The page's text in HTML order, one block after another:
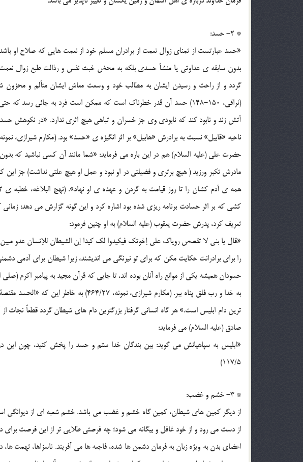
* 2- حسد:
«حسد عبارتست از تمنای زوال نعمت از برادران مسلم خود از نعمت هایی که صلاح او
بدون سابقه ی عداوتی یا منشأ حسدی بلکه به محض خبث نفس و رذالت طبع زوال نعمت
گردد و از راحت و رسیدن ایشان به مطالب خود و وسعت معاش ایشان متألم و
(نراقی، 150-148) حسد آن قدر خطرناک است که ممکن است فرد به جائی
آتش زند و نابود کند که نابودی وی جز خسران و تباهی هیچ اثری ندارد. «در نکوهش
ناحیه «قابیل» نسبت به برادرش «هابیل» بر اثر انگیزه ی «حسد» بود. (مکارم شیرازی، نمونه، 464/
حضرت علی (علیه السلام) هم در این باره می فرماید: «شما مانند آن کسی نباشید که
مادرش تکبر ورزید ( هیچ برتری و فضیلتی در او نبود و عمل او هیچ علتی نداشت) جز این
کشی که بر اثر حسادت برنامه ریزی شده بود اشاره کرد و این گونه گزارش می دهد:
تعریف کرد، پدرش حضرت یعقوب (علیه السلام) به او چنین فرمود:
را برای برادرانت حکایت مکن که برای تو نیرنگی می اندیشند، زیرا شیطان برای آدمی
حسودان همیشه یکی از موانع راه آنان بوده اند، تا جایی که قرآن مجید به پیامبر اکرم
ترین دام ابلیس است.» هر گاه انسانی گرفتار بزرگترین دام های شیطان گردد قطعاً نجات
صادق (علیه السلام) می فرماید:
«ابلیس به سپاهیانش می گوید: بین بندگان خدا ستم و حسد را پخش کنید، چون
117/5)
* 3- خشم و غضب:
از دیگر کمین های شیطان، کمین گاه خشم و غضب می باشد. خشم شعبه ای از دیوانگی
از دست می رود و از خود غافل و بیگانه می شود؛ چه فرصتی طلایی تر از این فرصت برای
اعضای بدن به ویژه زبان به فرمان دشمن ها شده، فاجعه ها می آفریند. ناسزاها، تهمت ها،